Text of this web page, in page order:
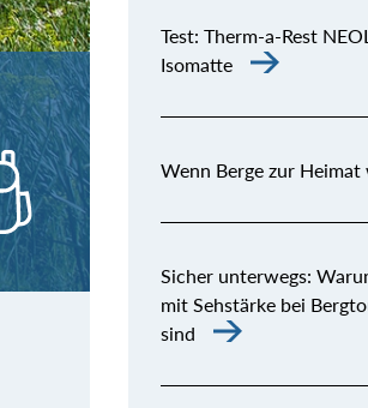
Test: Therm-a-Rest
Isomatte
Wenn Berge zur
Sicher unterwegs:
mit Sehstärke bei
sind